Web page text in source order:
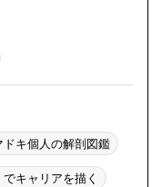
ドキ個人の解剖図鑑
キャリアを描く